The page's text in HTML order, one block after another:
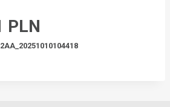
PLN